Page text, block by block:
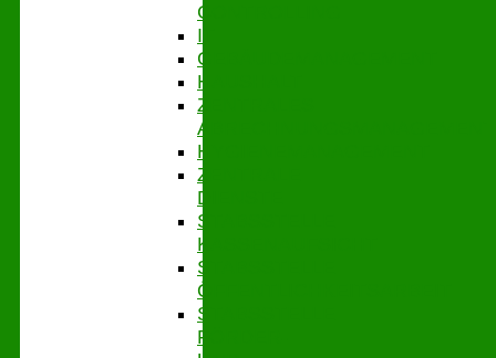
CONTROLLING
IT
GEBÄUDEMANAGEMENT
HAUSHALT
ZENTRALES
ABRECHNUNGSMANAGEMENT
HYGIENEMANAGEMENT
ZENTRALE
DIENSTE
STABSSTELLE
KASSENAUFSICHT
STABSSTELLE
ÖFFENTLICHKEITSARBEIT
STABSSTELLE
FÖRDER-